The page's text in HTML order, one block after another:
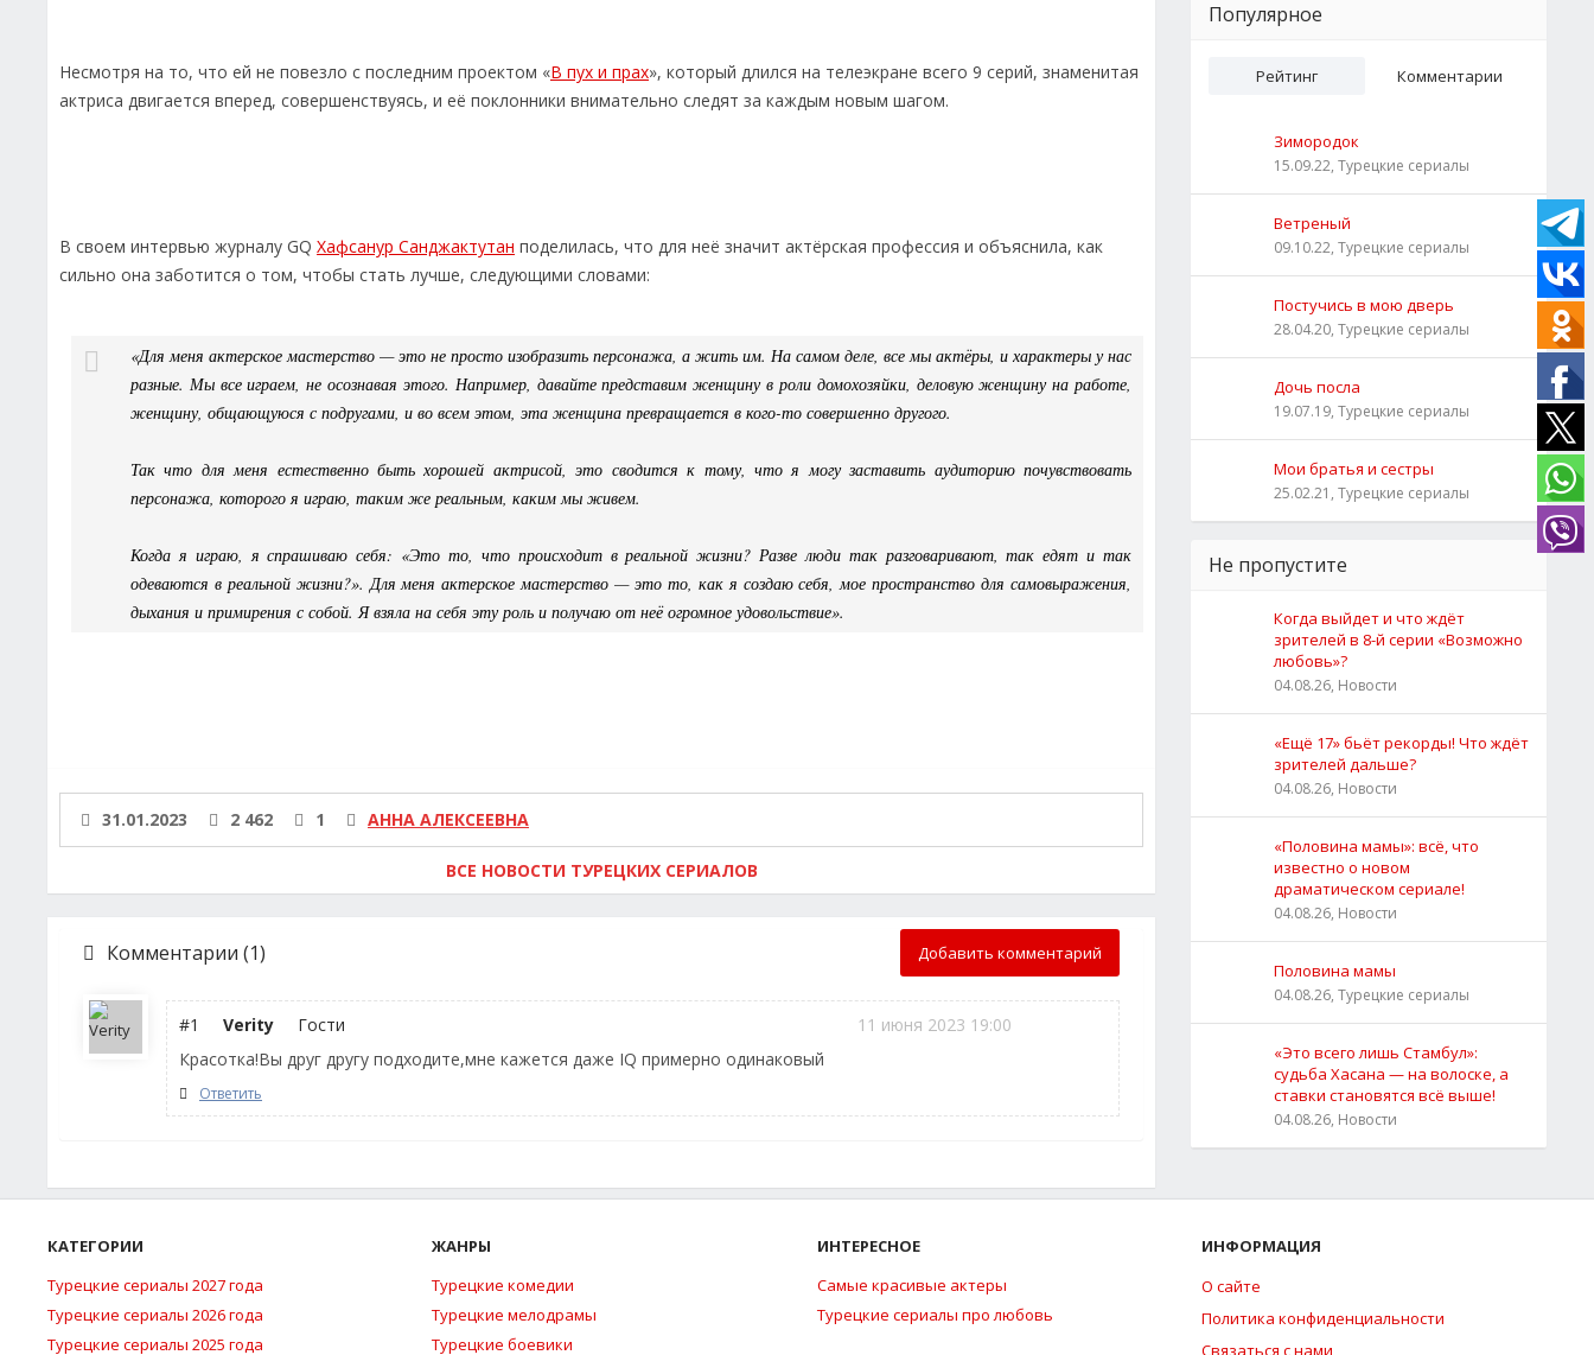
Несмотря на то, что ей не повезло с последним проектом «В пух и прах», который длился на телеэкране всего 9 серий, знаменитая
актриса двигается вперед, совершенствуясь, и её поклонники внимательно следят за каждым новым шагом.
В своем интервью журналу GQ Хафсанур Санджактутан поделилась, что для неё значит актёрская профессия и объяснила, как
сильно она заботится о том, чтобы стать лучше, следующими словами:
«Для меня актерское мастерство — это не просто изобразить персонажа, а жить им. На самом деле, все мы актёры, и характеры у нас
разные. Мы все играем, не осознавая этого. Например, давайте представим женщину в роли домохозяйки, деловую женщину на работе,
женщину, общающуюся с подругами, и во всем этом, эта женщина превращается в кого-то совершенно другого.
Так что для меня естественно быть хорошей актрисой, это сводится к тому, что я могу заставить аудиторию почувствовать
персонажа, которого я играю, таким же реальным, каким мы живем.
Когда я играю, я спрашиваю себя: «Это то, что происходит в реальной жизни? Разве люди так разговаривают, так едят и так
одеваются в реальной жизни?». Для меня актерское мастерство — это то, как я создаю себя, мое пространство для самовыражения,
дыхания и примирения с собой. Я взяла на себя эту роль и получаю от неё огромное удовольствие».
31.01.2023 2 462 1 АННА АЛЕКСЕЕВНА
ВСЕ НОВОСТИ ТУРЕЦКИХ СЕРИАЛОВ
Комментарии (1) Добавить комментарий
#1 Verity Гости
11 июня 2023 19:00
Красотка!Вы друг другу подходите,мне кажется даже IQ примерно одинаковый
Ответить
Популярное
Рейтинг Комментарии
Зимородок
15.09.22, Турецкие сериалы
Ветреный
09.10.22, Турецкие сериалы
Постучись в мою дверь
28.04.20, Турецкие сериалы
Дочь посла
19.07.19, Турецкие сериалы
Мои братья и сестры
25.02.21, Турецкие сериалы
Не пропустите
Когда выйдет и что ждёт
зрителей в 8-й серии «Возможно
любовь»?
04.08.26, Новости
«Ещё 17» бьёт рекорды! Что ждёт
зрителей дальше?
04.08.26, Новости
«Половина мамы»: всё, что
известно о новом
драматическом сериале!
04.08.26, Новости
Половина мамы
04.08.26, Турецкие сериалы
«Это всего лишь Стамбул»:
судьба Хасана — на волоске, а
ставки становятся всё выше!
04.08.26, Новости
КАТЕГОРИИ
Турецкие сериалы 2027 года
Турецкие сериалы 2026 года
Турецкие сериалы 2025 года
ЖАНРЫ
Турецкие комедии
Турецкие мелодрамы
Турецкие боевики
ИНТЕРЕСНОЕ
Самые красивые актеры
Турецкие сериалы про любовь
ИНФОРМАЦИЯ
О сайте
Политика конфиденциальности
Связаться с нами